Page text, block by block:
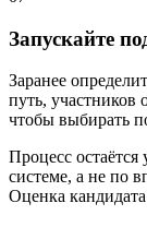
Запускайте
Заранее
путь, участников
чтобы выбирать
Процесс
системе, а не по
Оценка кандидата